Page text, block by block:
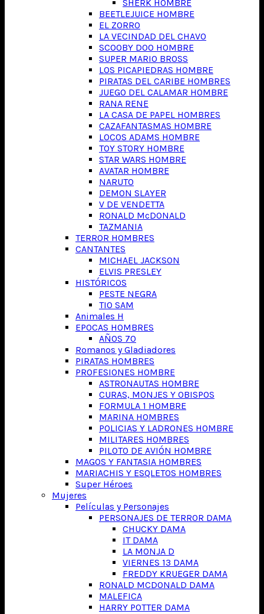
SHERK HOMBRE
BEETLEJUICE HOMBRE
EL ZORRO
LA VECINDAD DEL CHAVO
SCOOBY DOO HOMBRE
SUPER MARIO BROSS
LOS PICAPIEDRAS HOMBRE
PIRATAS DEL CARIBE HOMBRES
JUEGO DEL CALAMAR HOMBRE
RANA RENE
LA CASA DE PAPEL HOMBRES
CAZAFANTASMAS HOMBRE
LOCOS ADAMS HOMBRE
TOY STORY HOMBRE
STAR WARS HOMBRE
AVATAR HOMBRE
NARUTO
DEMON SLAYER
V DE VENDETTA
RONALD McDONALD
TAZMANIA
TERROR HOMBRES
CANTANTES
MICHAEL JACKSON
ELVIS PRESLEY
HISTÓRICOS
PESTE NEGRA
TIO SAM
Animales H
EPOCAS HOMBRES
AÑOS 70
Romanos y Gladiadores
PIRATAS HOMBRES
PROFESIONES HOMBRE
ASTRONAUTAS HOMBRE
CURAS, MONJES Y OBISPOS
FORMULA 1 HOMBRE
MARINA HOMBRES
POLICIAS Y LADRONES HOMBRE
MILITARES HOMBRES
PILOTO DE AVIÓN HOMBRE
MAGOS Y FANTASIA HOMBRES
MARIACHIS Y ESQLETOS HOMBRES
Super Héroes
Mujeres
Películas y Personajes
PERSONAJES DE TERROR DAMA
CHUCKY DAMA
IT DAMA
LA MONJA D
VIERNES 13 DAMA
FREDDY KRUEGER DAMA
RONALD MCDONALD DAMA
MALEFICA
HARRY POTTER DAMA